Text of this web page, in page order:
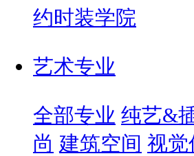
约时装学院
艺术专业
全部专业 纯艺&
尚 建筑空间 视觉